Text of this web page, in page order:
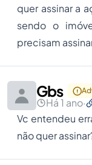
quer assinar a
sendo o
precisam
Gbs
Há 1 ano·
Vc entendeu
não quer